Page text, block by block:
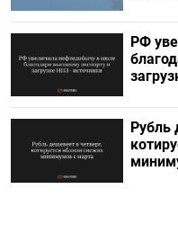
РФ
Рубль